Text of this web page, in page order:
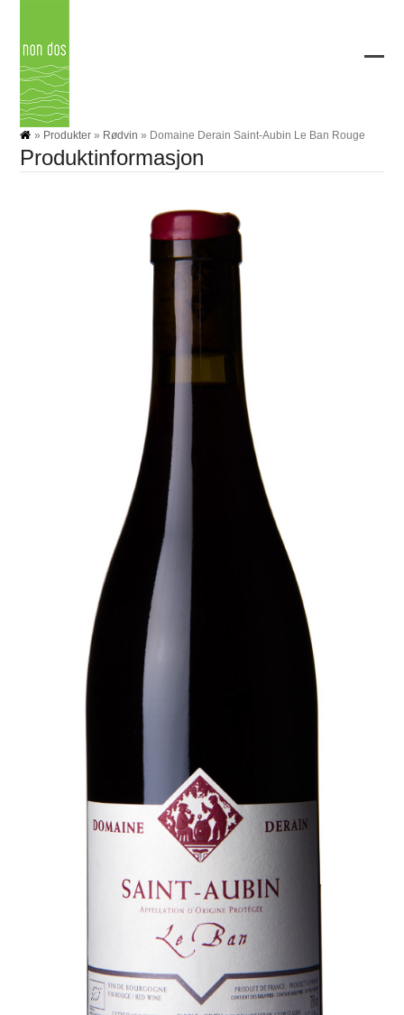
content
» Produkter » Rødvin » Domaine Derain Saint-Aubin Le Ban Rouge
Produktinformasjon